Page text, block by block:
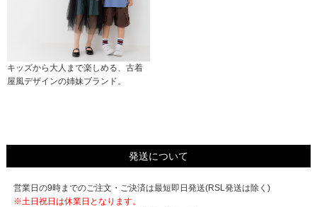
キッズから大人まで楽しめる、古着
屋風デザインの姉妹ブランド。
発送について
営業日の9時までのご注文・ご決済は最短即日発送(RSL発送は除く)
※土日祝日は休業日となります。